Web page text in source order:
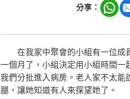
分享：
在我家中聚會的小組有一位成
一個月了，小組決定用小組時間一
我們分批進入病房。老人家不太能
腿，讓她知道有人來探望她了。